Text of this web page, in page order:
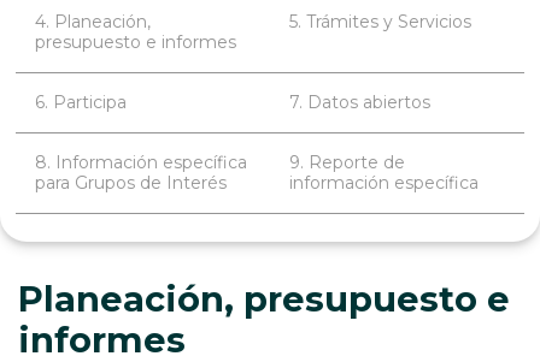
4. Planeación,
presupuesto e informes
5. Trámites y Servicios
6. Participa 7. Datos abiertos
8. Información específica
para Grupos de Interés
9. Reporte de
información específica
Planeación, presupuesto e
informes